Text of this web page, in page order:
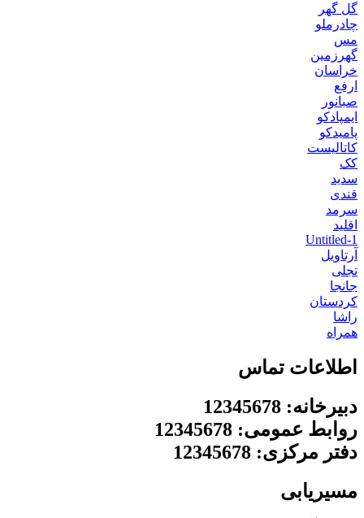
گل گهر
چادرملو
مس
گهرزمین
خراسان
ارفع
صبانور
ایمپادکو
پامیدکو
کاتالیست
کک
سدید
قندی
سرمد
اقلید
Untitled-1
آرتاویل
تجلی
جانجا
کردستان
راشا
همراه
اطلاعات تماس
دبیرخانه: 12345678
روابط عمومی: 12345678
دفتر مرکزی: 12345678
مسیریابی